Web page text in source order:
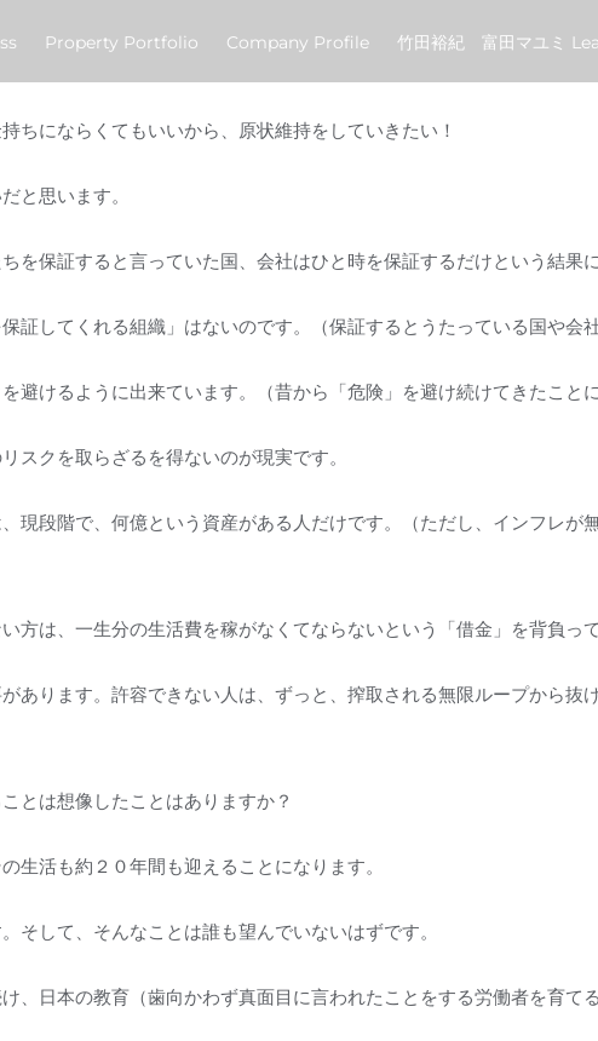
Property Portfolio Company Profile 竹田裕紀 富田マユミ
ちにならくてもいいから、原状維持をしていきたい！
と思います。
を保証すると言っていた国、会社はひと時を保証するだけという結果に
証してくれる組織」はないのです。（保証するとうたっている国や会
避けるように出来ています。（昔から「危険」を避け続けてきたこと
スクを取らざるを得ないのが現実です。
現段階で、何億という資産がある人だけです。（ただし、インフレ
方は、一生分の生活費を稼がなくてならないという「借金」を背負っ
あります。許容できない人は、ずっと、搾取される無限ループから
とは想像したことはありますか？
生活も約２０年間も迎えることになります。
そして、そんなことは誰も望んでいないはずです。
、日本の教育（歯向かわず真面目に言われたことをする労働者を育て